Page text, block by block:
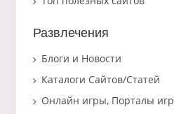
Развлечения
Блоги и Новости
Каталоги Сайтов/Статей
Онлайн игры, Порталы игр